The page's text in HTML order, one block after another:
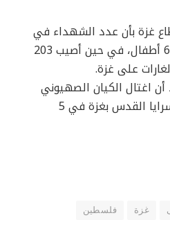
غزة بأن عدد الشهداء في
هذه الحرب بلغ 24، بينهم 6 أطفال، في حين أصيب 203
على غزة.
اغتال الكيان الصهيوني
قائد المنطقة الشمالية لسرايا القدس بغزة في 5
غزة فلسطين